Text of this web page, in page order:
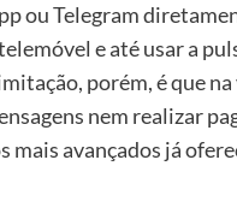
ou Telegram
e até usar a
porém, é que
nem realizar
mais avançados já